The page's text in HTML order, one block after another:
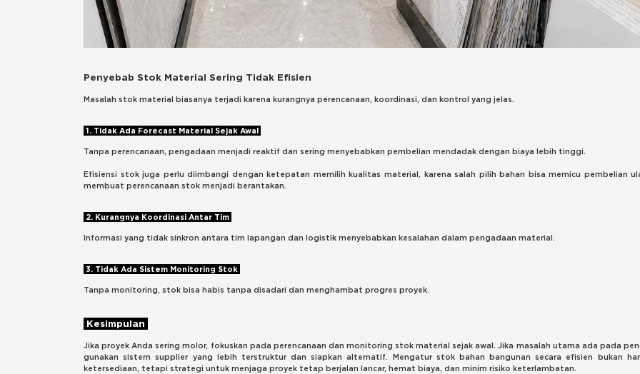
Penyebab Stok Material Sering Tidak Efisien
Masalah stok material biasanya terjadi karena kurangnya perencanaan, koordinasi, dan kontrol yang jelas.
1. Tidak Ada Forecast Material Sejak Awal
Tanpa perencanaan, pengadaan menjadi reaktif dan sering menyebabkan pembelian mendadak dengan biaya lebih tinggi.
Efisiensi stok juga perlu diimbangi dengan ketepatan memilih kualitas material, karena salah pilih bahan bisa memicu pembelian
membuat perencanaan stok menjadi berantakan.
2. Kurangnya Koordinasi Antar Tim
Informasi yang tidak sinkron antara tim lapangan dan logistik menyebabkan kesalahan dalam pengadaan material.
3. Tidak Ada Sistem Monitoring Stok
Tanpa monitoring, stok bisa habis tanpa disadari dan menghambat progres proyek.
Kesimpulan
Jika proyek Anda sering molor, fokuskan pada perencanaan dan monitoring stok material sejak awal. Jika masalah utama ada pada
gunakan sistem supplier yang lebih terstruktur dan siapkan alternatif. Mengatur stok bahan bangunan secara efisien bukan
ketersediaan, tetapi strategi untuk menjaga proyek tetap berjalan lancar, hemat biaya, dan minim risiko keterlambatan.